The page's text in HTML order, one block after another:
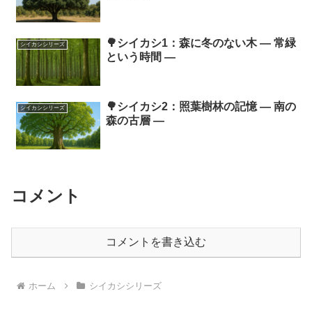
シイカシシリーズ
🌳シイカシ1：森に冬のない木 ― 常緑
という時間 ―
シイカシシリーズ
🌳シイカシ2：照葉樹林の記憶 ― 南の
森の古層 ―
コメント
コメントを書き込む
ホーム シイカシシリーズ